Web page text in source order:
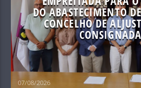
DO ABASTECIMENTO
CONCELHO DE
CONSIGNADA
07/08/2026